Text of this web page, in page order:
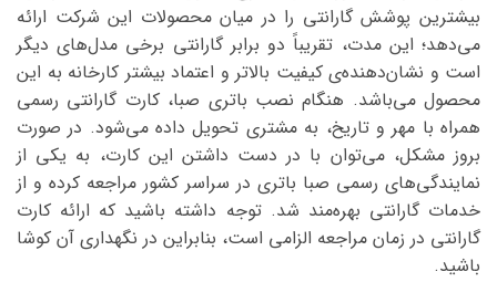
بیشترین پوشش گارانتی را در میان محصولات این شرکت ارائه
می‌دهد؛ این مدت، تقریباً دو برابر گارانتی برخی مدل‌های دیگر
است و نشان‌دهنده‌ی کیفیت بالاتر و اعتماد بیشتر کارخانه به این
محصول می‌باشد. هنگام نصب باتری صبا، کارت گارانتی رسمی
همراه با مهر و تاریخ، به مشتری تحویل داده می‌شود. در صورت
بروز مشکل، می‌توان با در دست داشتن این کارت، به یکی از
نمایندگی‌های رسمی صبا باتری در سراسر کشور مراجعه کرده و از
خدمات گارانتی بهره‌مند شد. توجه داشته باشید که ارائه کارت
گارانتی در زمان مراجعه الزامی است، بنابراین در نگهداری آن کوشا
باشید.